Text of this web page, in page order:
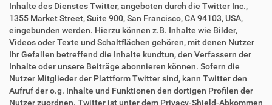
Inhalte des Dienstes Twitter, angeboten durch die Twitter Inc.,
1355 Market Street, Suite 900, San Francisco, CA 94103, USA,
eingebunden werden. Hierzu können z.B. Inhalte wie Bilder,
Videos oder Texte und Schaltflächen gehören, mit denen Nutzer
Ihr Gefallen betreffend die Inhalte kundtun, den Verfassern der
Inhalte oder unsere Beiträge abonnieren können. Sofern die
Nutzer Mitglieder der Plattform Twitter sind, kann Twitter den
Aufruf der o.g. Inhalte und Funktionen den dortigen Profilen der
Nutzer zuordnen. Twitter ist unter dem Privacy-Shield-Abkommen